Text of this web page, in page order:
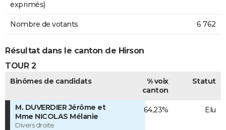
exprimés)
Nombre de votants 6 762
Résultat dans le canton de Hirson
TOUR 2
Binômes de candidats
% voix
canton
Statut
M. DUVERDIER Jérôme et
Mme NICOLAS Mélanie
Divers droite
64,23% Elu